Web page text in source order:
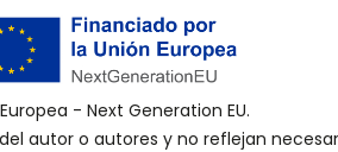
- Next Generation EU.
autor o autores y no reflejan